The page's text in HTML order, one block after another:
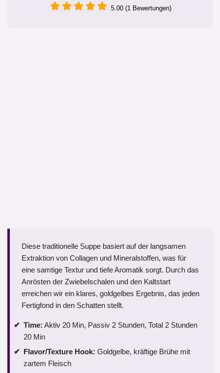
5.00 (1 Bewertungen)
Diese traditionelle Suppe basiert auf der langsamen
Extraktion von Collagen und Mineralstoffen, was für
eine samtige Textur und tiefe Aromatik sorgt. Durch das
Anrösten der Zwiebelschalen und den Kaltstart
erreichen wir ein klares, goldgelbes Ergebnis, das jeden
Fertigfond in den Schatten stellt.
Time: Aktiv 20 Min, Passiv 2 Stunden, Total 2 Stunden
20 Min
Flavor/Texture Hook: Goldgelbe, kräftige Brühe mit
zartem Fleisch